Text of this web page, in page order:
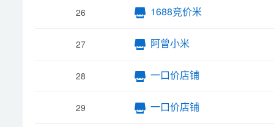
26 1688竞价米
27 阿曾小米
28 一口价店铺
29 一口价店铺